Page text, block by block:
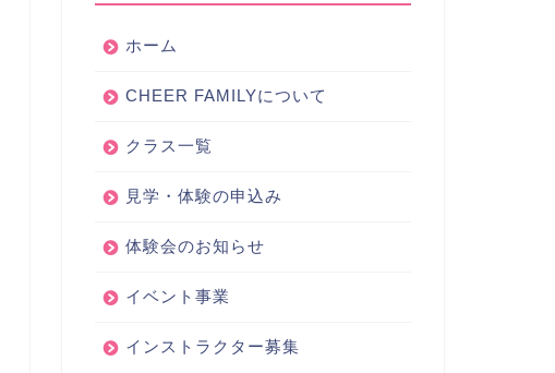
ホーム
CHEER FAMILYについて
クラス一覧
見学・体験の申込み
体験会のお知らせ
イベント事業
インストラクター募集